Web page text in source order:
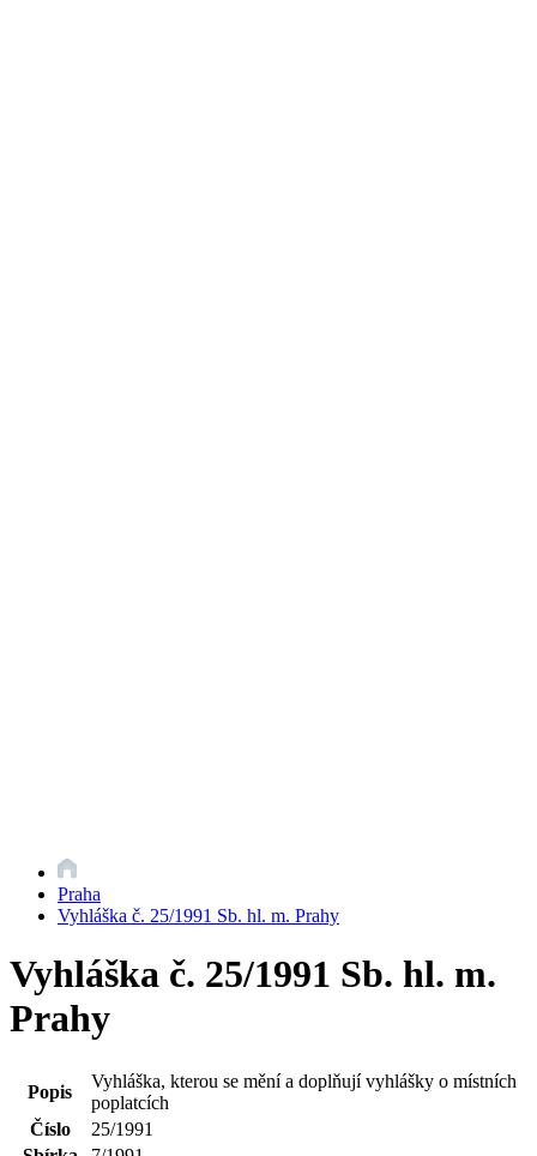
Praha
Vyhláška č. 25/1991 Sb. hl. m. Prahy
Vyhláška č. 25/1991 Sb. hl. m.
Prahy
Popis
Vyhláška, kterou se mění a doplňují vyhlášky o místních
poplatcích
Číslo
25/1991